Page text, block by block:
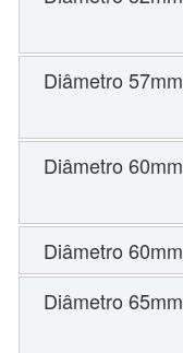
Diâmetro 57mm
Diâmetro 60mm
Diâmetro 60mm
Diâmetro 65mm